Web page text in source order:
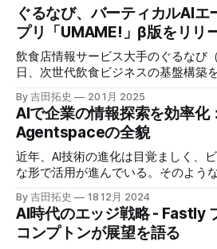
ぐるなび、バーティカルAIエ
プリ「UMAME!」β版をリリ
飲食店情報サービス大手のぐるなび
日、次世代飲食ビジネスの基盤構築
プロジェクト」の初成果として、新
「UMAME!（うまみー！）」のβ版を
By 吉田拓史 20 1月 2025
AIで企業の情報探索を効率
Agentspaceの全貌
近年、AI技術の進化は目覚ましく、
な形で活用が進んでいる。そのよう
たに発表したGoogle Agentspaceは
ージェントがエンタープライズITを
えるだろう。
By 吉田拓史 18 12月 2024
AI時代のエッジ戦略 - Fastly
コンプトンが展望を語る